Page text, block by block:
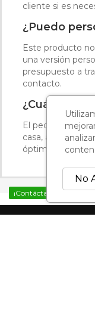
cliente si es
¿Puedo
Este producto
una versión
presupuesto a
contacto.
¿Cuánto
El pedido se
casa,
óptima.
¡Contáctanos por
No